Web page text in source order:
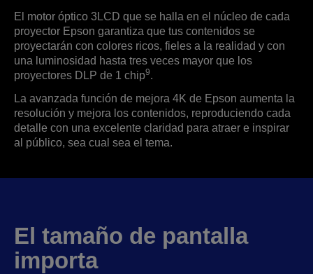
El motor óptico 3LCD que se halla en el núcleo de cada
proyector Epson garantiza que tus contenidos se
proyectarán con colores ricos, fieles a la realidad y con
una luminosidad hasta tres veces mayor que los
proyectores DLP de 1 chip9.
La avanzada función de mejora 4K de Epson aumenta la
resolución y mejora los contenidos, reproduciendo cada
detalle con una excelente claridad para atraer e inspirar
al público, sea cual sea el tema.
El tamaño de pantalla
importa